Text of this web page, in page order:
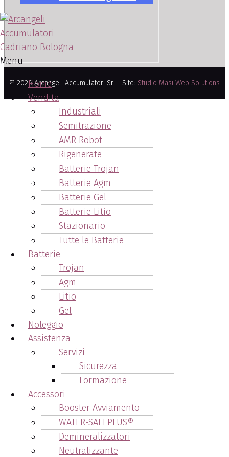
Menu
Home
Vendita
Industriali
Semitrazione
AMR Robot
Rigenerate
Batterie Trojan
Batterie Agm
Batterie Gel
Batterie Litio
Stazionario
Tutte le Batterie
Batterie
Trojan
Agm
Litio
Gel
Noleggio
Assistenza
Servizi
Sicurezza
Formazione
Accessori
Booster Avviamento
WATER-SAFEPLUS®
Demineralizzatori
Neutralizzante
© 2026Arcangeli Accumulatori Srl | Site: Studio Masi Web Solutions